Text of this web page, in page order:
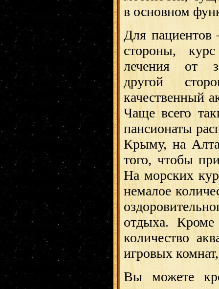
в основном
Для
стороны,
лечения от
другой
качественный
Чаще всего
пансионаты
Крыму, на
того, чтобы
На морских
немалое
отдыха. Кроме
количество
игровых
Вы можете